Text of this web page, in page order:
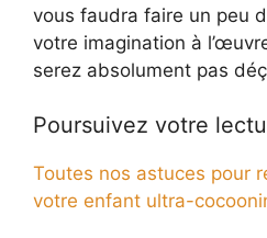
vous faudra faire un peu
votre imagination à
serez absolument pas
Poursuivez votre
Toutes nos astuces pour
votre enfant ultra-